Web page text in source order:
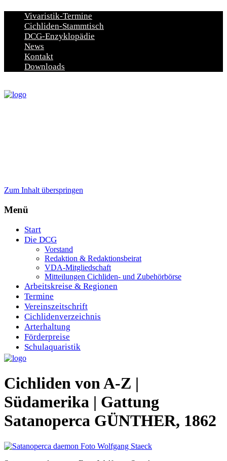
Vivaristik-Termine
Cichliden-Stammtisch
DCG-Enzyklopädie
News
Kontakt
Downloads
Zum Inhalt überspringen
Menü
Start
Die DCG
Vorstand
Redaktion & Redaktionsbeirat
VDA-Mitgliedschaft
Mitteilungen Cichliden- und Zubehörbörse
Arbeitskreise & Regionen
Termine
Vereinszeitschrift
Cichlidenverzeichnis
Arterhaltung
Förderpreise
Schulaquaristik
Cichliden von A-Z |
Südamerika | Gattung
Satanoperca GÜNTHER, 1862